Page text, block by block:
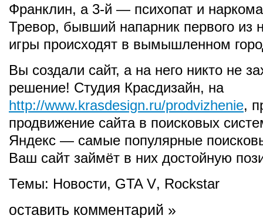
Франклин, а 3-й — психопат и
Тревор, бывший напарник первого из
игры происходят в вымышленном
Вы создали сайт, а на него никто не
решение! Студия Красдизайн, на
http://www.krasdesign.ru/prodvizhenie,
продвижение сайта в поисковых
Яндекс — самые популярные
Ваш сайт займёт в них достойную
Темы: Новости, GTA V, Rockstar
оставить комментарий »